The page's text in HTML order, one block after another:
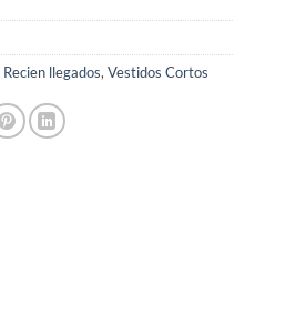
Recien llegados, Vestidos Cortos